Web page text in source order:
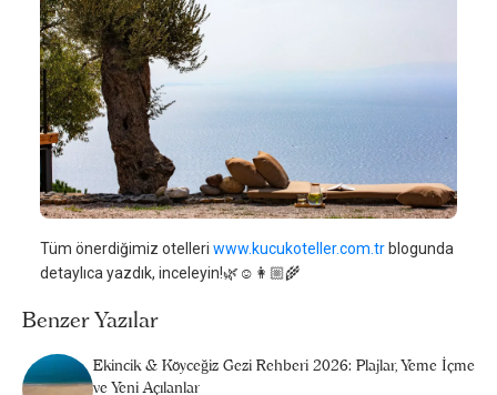
Tüm önerdiğimiz otelleri www.kucukoteller.com.tr blogunda
detaylıca yazdık, inceleyin!🌿☺️👩🏼‍🌾
Benzer Yazılar
Ekincik & Köyceğiz Gezi Rehberi 2026: Plajlar, Yeme İçme
ve Yeni Açılanlar